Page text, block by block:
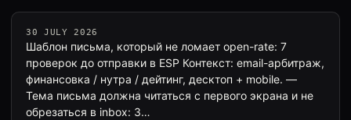
30 JULY 2026
Шаблон письма, который не ломает open-rate: 7
проверок до отправки в ESP Контекст: email-арбитраж,
финансовка / нутра / дейтинг, десктоп + mobile. —
Тема письма должна читаться с первого экрана и не
обрезаться в inbox: 3…